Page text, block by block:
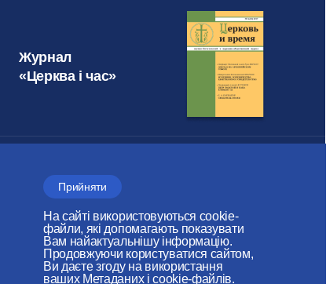
Прийняти
На сайті використовуються cookie-
файли, які допомагають показувати
Вам найактуальнішу інформацію.
Продовжуючи користуватися сайтом,
Ви даєте згоду на використання
ваших Метаданих і cookie-файлів.
Журнал
«Церква і час»
Відділ зовнішніх церковних
зв'язків
МОСКОВСЬКОГО ПАТРІАРХАТУ